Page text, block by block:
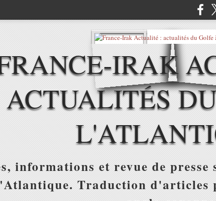
IRAK
ACTUALITÉS
informations et revue de
Traduction d'articles